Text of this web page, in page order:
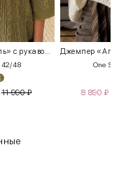
Джемпер «Апрель» с рукавом 3/4
42/48
11 990₽
One
8 890 ₽